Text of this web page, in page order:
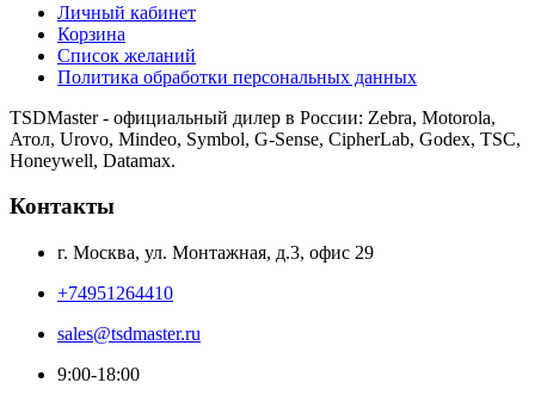
Личный кабинет
Корзина
Список желаний
Политика обработки персональных данных
TSDMaster - официальный дилер в России: Zebra, Motorola,
Атол, Urovo, Mindeo, Symbol, G-Sense, CipherLab, Godex, TSC,
Honeywell, Datamax.
Контакты
г. Москва, ул. Монтажная, д.3, офис 29
+74951264410
sales@tsdmaster.ru
9:00-18:00